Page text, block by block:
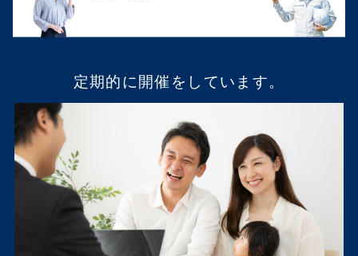
定期的に開催をしています。